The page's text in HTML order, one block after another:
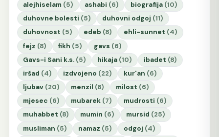
alejhiselam (5) ashabi (6) biografija (10)
duhovne bolesti (5) duhovni odgoj (11)
duhovnost (5) edeb (8) ehli-sunnet (4)
fejz (8) fikh (5) gavs (6)
Gavs-i Sani k.s. (5) hikaja (10) ibadet (8)
iršad (4) izdvojeno (22) kur'an (6)
ljubav (20) menzil (8) milost (6)
mjesec (6) mubarek (7) mudrosti (6)
muhabbet (8) mumin (6) mursid (25)
musliman (5) namaz (5) odgoj (4)